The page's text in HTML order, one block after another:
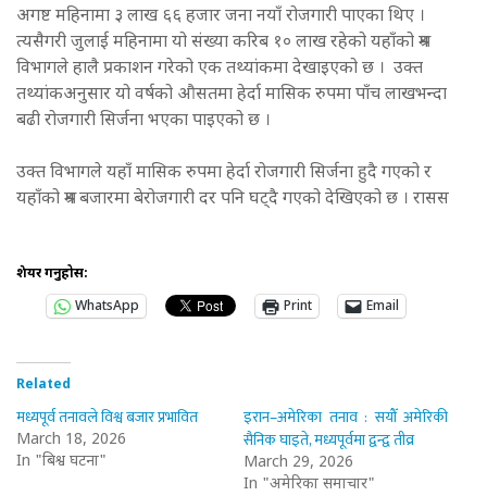
अगष्ट महिनामा ३ लाख ६६ हजार जना नयाँ रोजगारी पाएका थिए ।
त्यसैगरी जुलाई महिनामा यो संख्या करिब १० लाख रहेको यहाँको श्रम
विभागले हालै प्रकाशन गरेको एक तथ्यांकमा देखाइएको छ । उक्त
तथ्यांकअनुसार यो वर्षको औसतमा हेर्दा मासिक रुपमा पाँच लाखभन्दा
बढी रोजगारी सिर्जना भएका पाइएको छ ।
उक्त विभागले यहाँ मासिक रुपमा हेर्दा रोजगारी सिर्जना हुदै गएको र
यहाँको श्रम बजारमा बेरोजगारी दर पनि घट्दै गएको देखिएको छ । रासस
शेयर गर्नुहोस:
WhatsApp
Print Email
Related
मध्यपूर्व तनावले विश्व बजार प्रभावित
March 18, 2026
In "बिश्व घटना"
इरान–अमेरिका तनाव : सयौँ अमेरिकी
सैनिक घाइते, मध्यपूर्वमा द्वन्द्व तीव्र
March 29, 2026
In "अमेरिका समाचार"